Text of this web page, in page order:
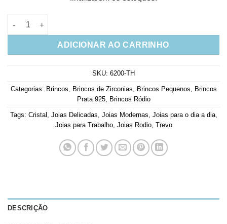
Brinco Pequeno Trevo Zirconias Brancas Prata 925 quantidade
ADICIONAR AO CARRINHO
SKU: 6200-TH
Categorias: Brincos, Brincos de Zirconias, Brincos Pequenos, Brincos
Prata 925, Brincos Ródio
Tags: Cristal , Joias Delicadas, Joias Modernas, Joias para o dia a dia,
Joias para Trabalho, Joias Rodio, Trevo
DESCRIÇÃO